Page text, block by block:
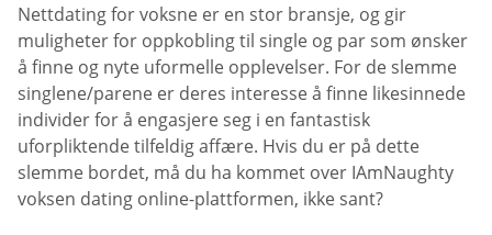
Nettdating for voksne er en stor bransje, og gir
muligheter for oppkobling til single og par som ønsker
å finne og nyte uformelle opplevelser. For de slemme
singlene/parene er deres interesse å finne likesinnede
individer for å engasjere seg i en fantastisk
uforpliktende tilfeldig affære. Hvis du er på dette
slemme bordet, må du ha kommet over IAmNaughty
voksen dating online-plattformen, ikke sant?